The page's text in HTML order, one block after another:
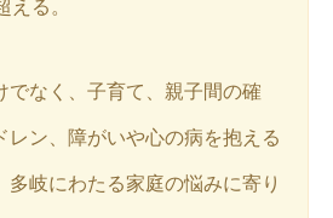
える。
でなく、子育て、親子間の確
レン、障がいや心の病を抱える
多岐にわたる家庭の悩みに寄り